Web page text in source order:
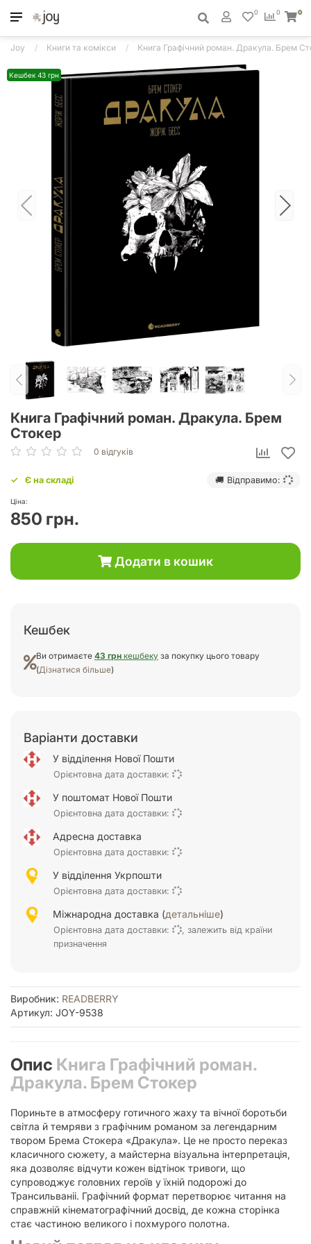
0
0 0
Joy Книги та комікси Книга Графічний роман. Дракула. Брем
Кешбек 43 грн
Книга Графічний роман. Дракула. Брем
Стокер
0 відгуків
Є на складі 🚚 Відправимо:
Ціна:
850 грн.
Додати в кошик
Кешбек
Ви отримаєте 43 грн кешбеку за покупку цього товару
(Дізнатися більше)
Варіанти доставки
У відділення Нової Пошти
Орієнтовна дата доставки:
У поштомат Нової Пошти
Орієнтовна дата доставки:
Адресна доставка
Орієнтовна дата доставки:
У відділення Укрпошти
Орієнтовна дата доставки:
Міжнародна доставка (детальніше)
Орієнтовна дата доставки:
, залежить від країни
призначення
Виробник: READBERRY
Артикул: JOY-9538
Опис Книга Графічний роман.
Дракула. Брем Стокер
Пориньте в атмосферу готичного жаху та вічної боротьби
світла й темряви з графічним романом за легендарним
твором Брема Стокера «Дракула». Це не просто переказ
класичного сюжету, а майстерна візуальна інтерпретація,
яка дозволяє відчути кожен відтінок тривоги, що
супроводжує головних героїв у їхній подорожі до
Трансильваніі. Графічний формат перетворює читання на
справжній кінематографічний досвід, де кожна сторінка
стає частиною великого і похмурого полотна.